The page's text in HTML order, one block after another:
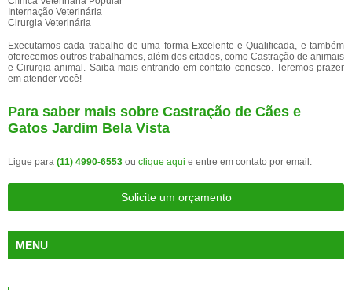
Internação Veterinária
Cirurgia Veterinária
Executamos cada trabalho de uma forma Excelente e Qualificada, e também
oferecemos outros trabalhamos, além dos citados, como Castração de animais
e Cirurgia animal. Saiba mais entrando em contato conosco. Teremos prazer
em atender você!
Para saber mais sobre Castração de Cães e
Gatos Jardim Bela Vista
Ligue para (11) 4990-6553 ou clique aqui e entre em contato por email.
Solicite um orçamento
MENU